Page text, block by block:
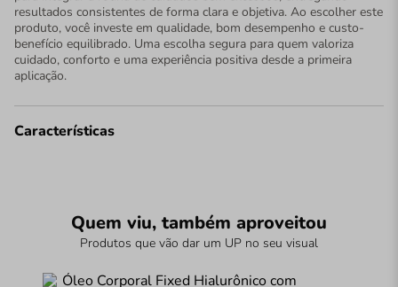
resultados consistentes de forma clara e objetiva. Ao escolher este
produto, você investe em qualidade, bom desempenho e custo-
benefício equilibrado. Uma escolha segura para quem valoriza
cuidado, conforto e uma experiência positiva desde a primeira
aplicação.
Características
Quem viu, também aproveitou
Produtos que vão dar um UP no seu visual